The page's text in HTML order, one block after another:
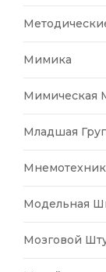
Мимика
Мимическая
Младшая
Модельная
Мозговой